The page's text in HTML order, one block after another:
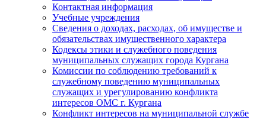
Контактная информация
Учебные учреждения
Сведения о доходах, расходах, об имуществе и
обязательствах имущественного характера
Кодексы этики и служебного поведения
муниципальных служащих города Кургана
Комиссии по соблюдению требований к
служебному поведению муниципальных
служащих и урегулированию конфликта
интересов ОМС г. Кургана
Конфликт интересов на муниципальной службе